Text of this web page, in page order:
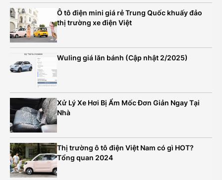
Ô tô điện mini giá rẻ Trung Quốc khuấy đảo
thị trường xe điện Việt
Wuling giá lăn bánh (Cập nhật 2/2025)
Xử Lý Xe Hơi Bị Ẩm Mốc Đơn Giản Ngay Tại
Nhà
Thị trường ô tô điện Việt Nam có gì HOT?
Tổng quan 2024